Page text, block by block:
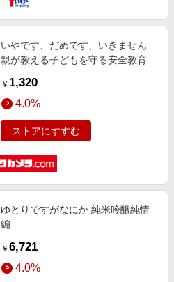
いやです、だめです、いきません
親が教える子どもを守る安全教育
￥ 1,320
4.0%
ストアにすすむ
ゆとりですがなにか 純米吟醸純情
編
￥ 6,721
4.0%